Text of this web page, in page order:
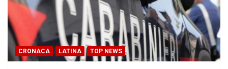
CRONACA LATINA TOP NEWS